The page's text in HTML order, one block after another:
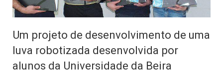
Um projeto de desenvolvimento de uma
luva robotizada desenvolvida por
alunos da Universidade da Beira